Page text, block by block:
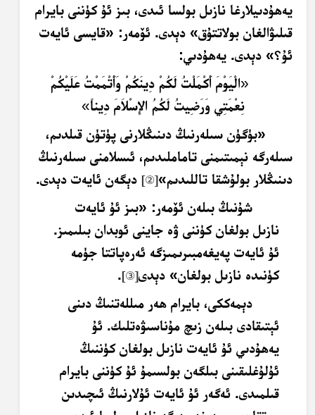
يەھۇدىيلارغا نازىل بولسا ئىدى، بىز ئۇ كۈننى بايرام
قىلىۋالغان بولاتتۇق» دېدى. ئۆمەر: «قايسى ئايەت
ئۇ؟» دېدى. يەھۇدىي:
«الْيَوْمَ أَكْمَلْتُ لَكُمْ دِينَكُمْ وَأَتْمَمْتُ عَلَيْكُمْ
نِعْمَتِي وَرَضِيتُ لَكُمُ الإِسْلاَمَ دِيناً»
«بۈگۈن سىلەرنىڭ دىنىڭلارنى پۈتۈن قىلدىم،
سىلەرگە نېمىتىمنى تاماملىدىم، ئىسلامنى سىلەرنىڭ
دىنىڭلار بولۇشقا تاللىدىم»
[②]
دېگەن ئايەت دېدى.
شۇنىڭ بىلەن ئۆمەر: «بىز ئۇ ئايەت
نازىل بولغان كۈننى ۋە جاينى ئوبدان بىلىمىز.
ئۇ ئايەت پەيغەمبىرىمىزگە ئەرەپاتتا جۈمە
كۈنىدە نازىل بولغان» دېدى
[③]
.
دېمەككى، بايرام ھەر مىللەتنىڭ دىنى
ئېتىقادى بىلەن زىچ مۇناسىۋەتلىك. ئۇ
يەھۇدىي ئۇ ئايەت نازىل بولغان كۈننىڭ
ئۇلۇغلىقىنى بىلگەن بولسىمۇ ئۇ كۈننى بايرام
قىلمىدى. ئەگەر ئۇ ئايەت ئۇلارنىڭ ئىچىدىن